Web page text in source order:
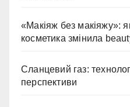
«Макіяж без макіяжу»:
косметика змінила
Сланцевий газ:
перспективи